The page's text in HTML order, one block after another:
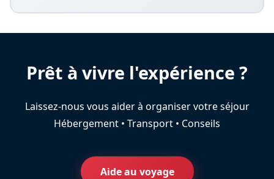
Prêt à vivre l'expérience ?
Laissez-nous vous aider à organiser votre séjour
Hébergement • Transport • Conseils
Aide au voyage